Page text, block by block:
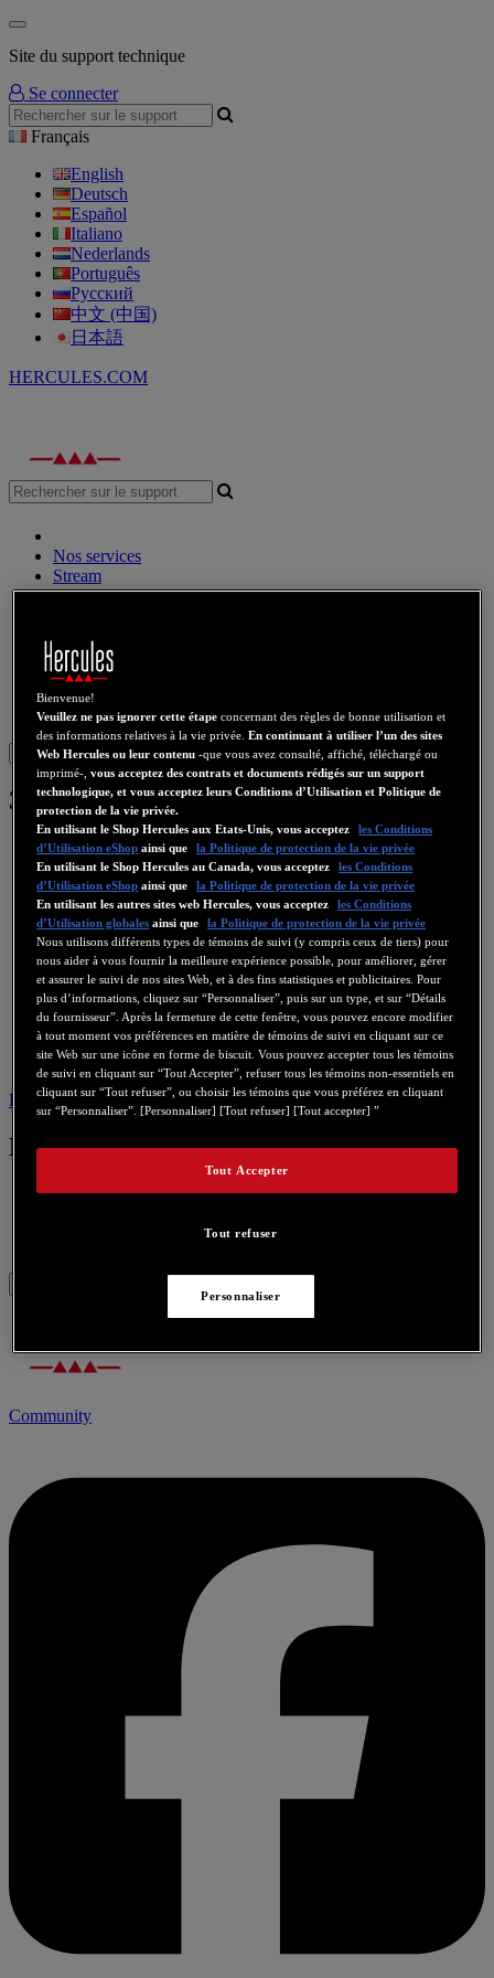
Site du support technique
Se connecter
Français
English
Deutsch
Español
Italiano
Nederlands
Português
Русский
中文 (中国)
日本語
HERCULES.COM
Nos services
Stream
Audio sans fil
Casques DJ
Enceintes DJ
Ancienne collection
Webcams Cartes Son WiFi CPL eCafé Cartes Video
Sign in
3D Prophet III Ti 500
Bios Nous contacter pour ce produit
Bios
Community
Bienvenue!
Veuillez ne pas ignorer cette étape concernant des règles de bonne utilisation et
des informations relatives à la vie privée.En continuant à utiliser l’un des sites
Web Hercules ou leur contenu-que vous avez consulté, affiché, téléchargé ou
imprimé-,vous acceptez des contrats et documents rédigés sur un support
technologique, et vous acceptez leurs Conditions d’Utilisation et Politique de
protection de la vie privée.
En utilisant le Shop Hercules aux Etats-Unis, vous acceptez
les Conditions
d’Utilisation eShop ainsi que
la Politique de protection de la vie privée
En utilisant le Shop Hercules au Canada, vous acceptez
les Conditions
d’Utilisation eShop ainsi que
la Politique de protection de la vie privée
En utilisant les autres sites web Hercules, vous acceptez
les Conditions
d’Utilisation globales ainsi que
la Politique de protection de la vie privée
Nous utilisons différents types de témoins de suivi (y compris ceux de tiers) pour
nous aider à vous fournir la meilleure expérience possible, pour améliorer, gérer
et assurer le suivi de nos sites Web, et à des fins statistiques et publicitaires. Pour
plus d’informations, cliquez sur “Personnaliser”, puis sur un type, et sur “Détails
du fournisseur”. Après la fermeture de cette fenêtre, vous pouvez encore modifier
à tout moment vos préférences en matière de témoins de suivi en cliquant sur ce
site Web sur une icône en forme de biscuit. Vous pouvez accepter tous les témoins
de suivi en cliquant sur “Tout Accepter”, refuser tous les témoins non-essentiels en
cliquant sur “Tout refuser”, ou choisir les témoins que vous préférez en cliquant
sur “Personnaliser”. [Personnaliser] [Tout refuser] [Tout accepter] ”
Tout refuser
Tout Accepter
Personnaliser